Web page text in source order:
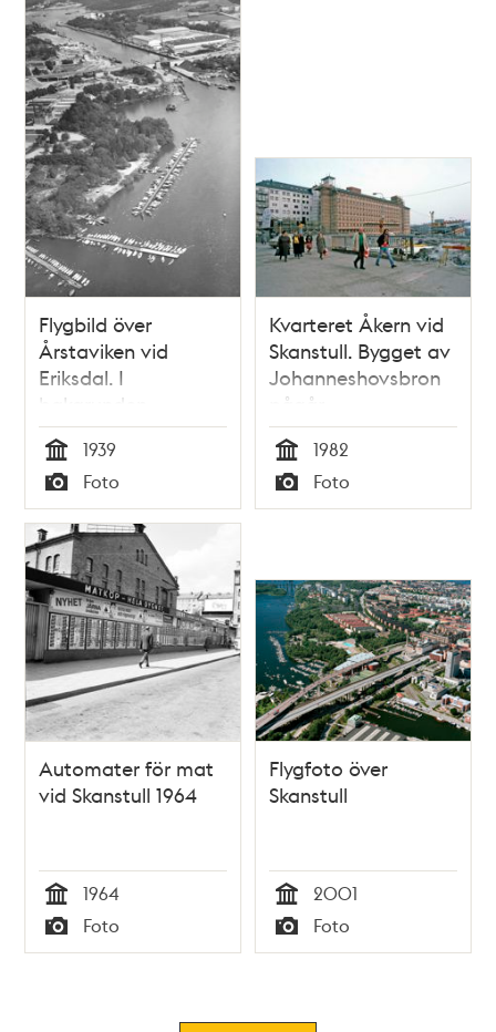
Flygbild över
Årstaviken vid
Eriksdal. I
bakgrunden
Skanstull och
General Motors
Nordiska AB:s fabrik
Tid
1939
Typ
Foto
Kvarteret Åkern vid
Skanstull. Bygget av
Johanneshovsbron
pågår
Tid
1982
Typ
Foto
Automater för mat
vid Skanstull 1964
Tid
1964
Typ
Foto
Flygfoto över
Skanstull
Tid
2001
Typ
Foto